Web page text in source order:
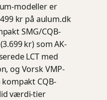
modeller er
kr på aulum.dk
SMG/CQB-
kr) som AK-
LCT med
og Vorsk VMP-
kompakt CQB-
værdi-tier